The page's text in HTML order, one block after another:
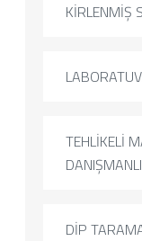
KİRLENMİŞ
TEHLİKELİ
DİP